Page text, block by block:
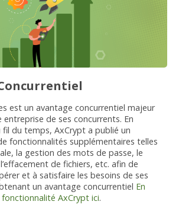
est un avantage concurrentiel majeur
de ses concurrents. En
fil du temps, AxCrypt a publié un
fonctionnalités supplémentaires telles
la gestion des mots de passe, le
de fichiers, etc. afin de
et à satisfaire les besoins de ses
un avantage concurrentiel En
AxCrypt ici.